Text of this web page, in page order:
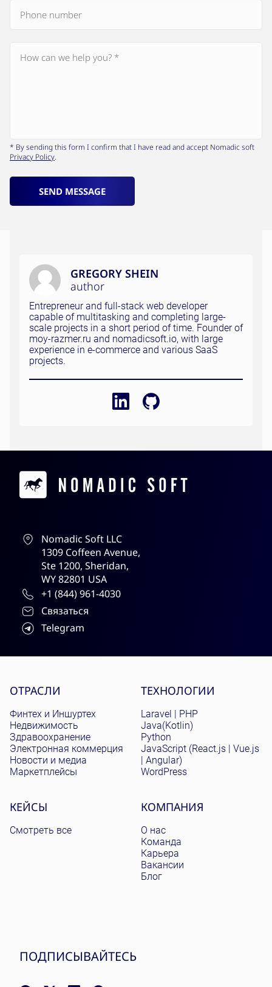
* By sending this form I confirm that I have read and accept Nomadic soft
Privacy Policy.
SEND MESSAGE
GREGORY SHEIN
author
Entrepreneur and full-stack web developer
capable of multitasking and completing large-
scale projects in a short period of time. Founder of
moy-razmer.ru and nomadicsoft.io, with large
experience in e-commerce and various SaaS
projects.
Contacts
Nomadic Soft LLC
1309 Coffeen Avenue,
Ste 1200, Sheridan,
WY 82801 USA
+1 (844) 961-4030
Связаться
Telegram
Site menu
ОТРАСЛИ
Финтех и Иншуртех
Недвижимость
Здравоохранение
Электронная коммерция
Новости и медиа
Маркетплейсы
ТЕХНОЛОГИИ
Laravel | PHP
Java(Kotlin)
Python
JavaScript (React.js | Vue.js
| Angular)
WordPress
КЕЙСЫ
Смотреть все
КОМПАНИЯ
О нас
Команда
Карьера
Вакансии
Блог
ПОДПИСЫВАЙТЕСЬ